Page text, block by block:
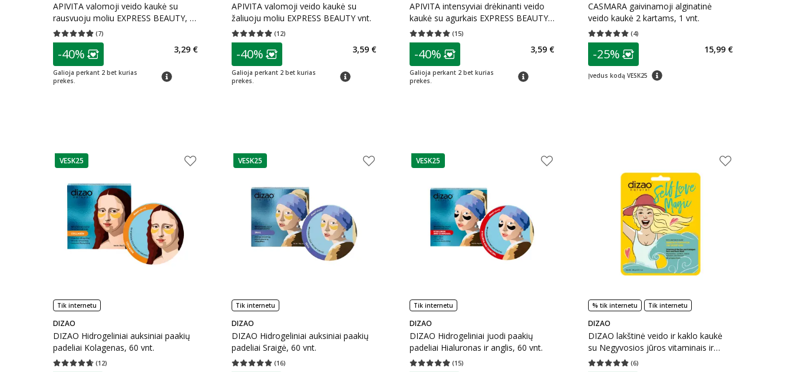
APIVITA valomoji veido kaukė su
rausvuoju moliu EXPRESS BEAUTY, 2
vnt.
(7)
Vidutinis įvertinimas 4.86
patarimas
Lojalumo klubo narių nuolaida:
-40%
Galioja perkant 2 bet kurias
prekes.
patarimas
3,29 €
APIVITA valomoji veido kaukė su
žaliuoju moliu EXPRESS BEAUTY vnt.
(12)
Vidutinis įvertinimas 4.92
patarimas
Lojalumo klubo narių nuolaida:
-40%
Galioja perkant 2 bet kurias
prekes.
patarimas
3,59 €
APIVITA intensyviai drėkinanti veido
kaukė su agurkais EXPRESS BEAUTY,
8 ml x 2 vnt.
(15)
Vidutinis įvertinimas 5.00
patarimas
Lojalumo klubo narių nuolaida:
-40%
Galioja perkant 2 bet kurias
prekes.
patarimas
3,59 €
CASMARA gaivinamoji alginatinė
veido kaukė 2 kartams, 1 vnt.
(4)
Vidutinis įvertinimas 5.00
patarimas
Lojalumo klubo narių nuolaida
-25%
Įvedus kodą VESK25 patarimas
15,99 €
patarimas
VESK25
Tik internetu
DIZAO
DIZAO Hidrogeliniai auksiniai paakių
padeliai Kolagenas, 60 vnt.
(12)
Vidutinis įvertinimas 4.67
patarimas
VESK25
Tik internetu
DIZAO
DIZAO Hidrogeliniai auksiniai paakių
padeliai Sraigė, 60 vnt.
(16)
Vidutinis įvertinimas 5.00
patarimas
VESK25
Tik internetu
DIZAO
DIZAO Hidrogeliniai juodi paakių
padeliai Hialuronas ir anglis, 60 vnt.
(15)
Vidutinis įvertinimas 4.87
% tik internetu Tik internetu
DIZAO
DIZAO lakštinė veido ir kaklo kaukė
su Negyvosios jūros vitaminais ir
kolagenu, 30 g
(6)
Vidutinis įvertinimas 4.83